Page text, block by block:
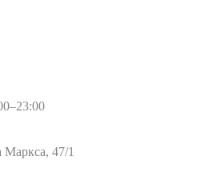
Маркса, 47/1